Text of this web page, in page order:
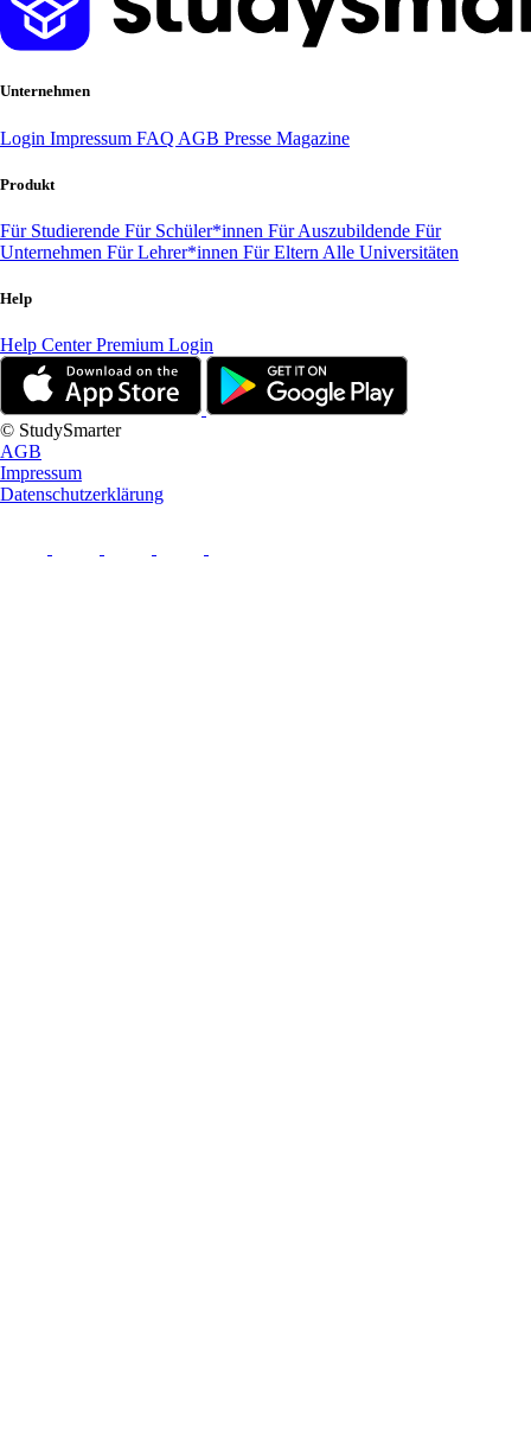
Unternehmen
Login Impressum FAQ AGB Presse Magazine
Produkt
Für Studierende Für Schüler*innen Für Auszubildende Für
Unternehmen Für Lehrer*innen Für Eltern Alle Universitäten
Help
Help CenterPremium Login
© StudySmarter
AGB
Impressum
Datenschutzerklärung